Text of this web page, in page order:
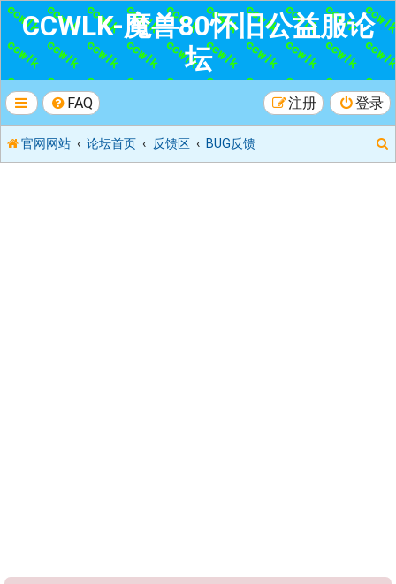
CCWLK-魔兽80怀旧公益服论
坛
FAQ 登录
注册
官网网站 论坛首页 反馈区 BUG反馈